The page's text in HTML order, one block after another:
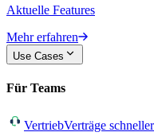
Aktuelle Features
Mehr erfahren
Use Cases
Für Teams
VertriebVerträge